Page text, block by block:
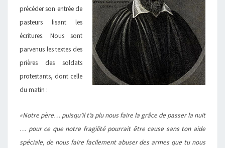
précéder son entrée de
pasteurs lisant les
écritures. Nous sont
parvenus les textes des
prières des soldats
protestants, dont celle
du matin :
«Notre père… puisqu’il t’a plu nous faire la grâce de passer la nuit
… pour ce que notre fragilité pourrait être cause sans ton aide
spéciale, de nous faire facilement abuser des armes que tu nous